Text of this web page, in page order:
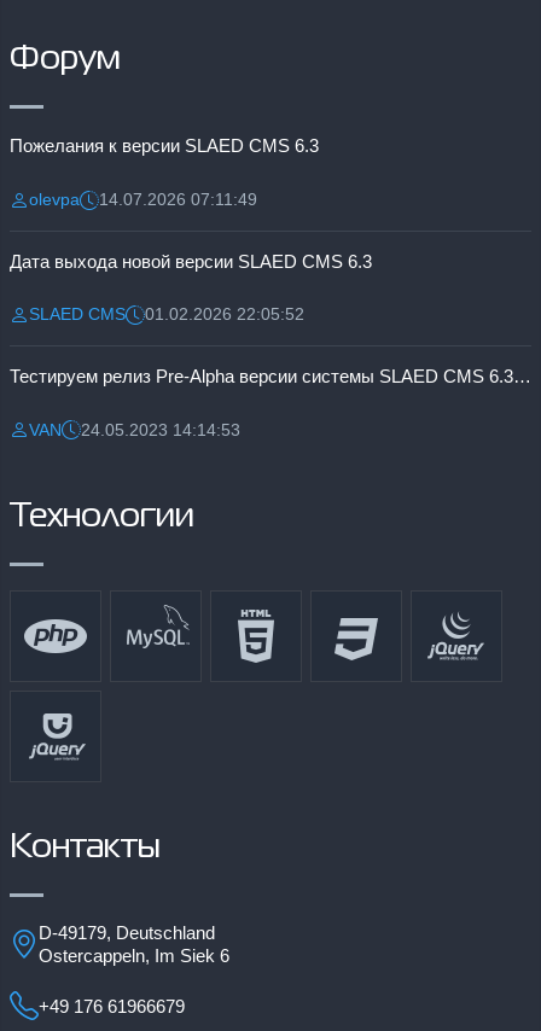
Форум
Пожелания к версии SLAED CMS 6.3
Разместил:
olevpaДата:14.07.2026 07:11:49
Дата выхода новой версии SLAED CMS 6.3
Разместил:
SLAED CMSДата:01.02.2026 22:05:52
Тестируем релиз Pre-Alpha версии системы SLAED CMS 6.3 Pro
Разместил:
VANДата:24.05.2023 14:14:53
Технологии
Контакты
D-49179, Deutschland
Ostercappeln, Im Siek 6
+49 176 61966679